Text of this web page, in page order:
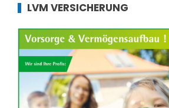
LVM VERSICHERUNG